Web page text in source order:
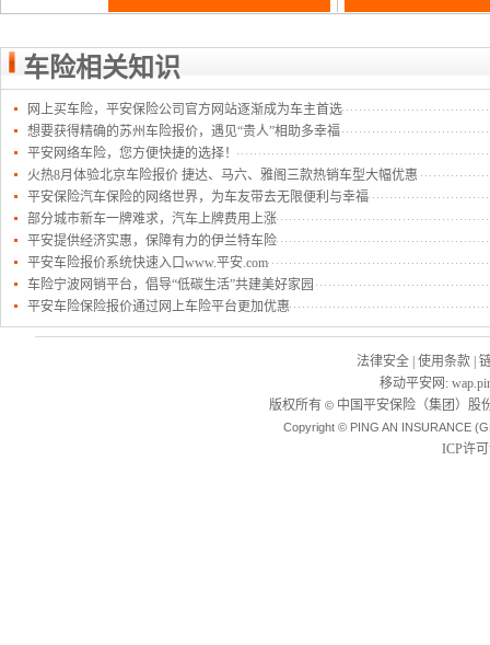
车险相关知识
网上买车险，平安保险公司官方网站逐渐成为车主首选
想要获得精确的苏州车险报价，遇见“贵人”相助多幸福
平安网络车险，您方便快捷的选择！
火热8月体验北京车险报价 捷达、马六、雅阁三款热销车型大幅优惠
平安保险汽车保险的网络世界，为车友带去无限便利与幸福
部分城市新车一牌难求，汽车上牌费用上涨
平安提供经济实惠，保障有力的伊兰特车险
平安车险报价系统快速入口www.平安.com
车险宁波网销平台，倡导“低碳生活”共建美好家园
平安车险保险报价通过网上车险平台更加优惠
法律安全 使用条款
移动平安网 :
版权所有 ©中国平安保险（集团）股
Copyright © PING AN INSURANCE
ICP许